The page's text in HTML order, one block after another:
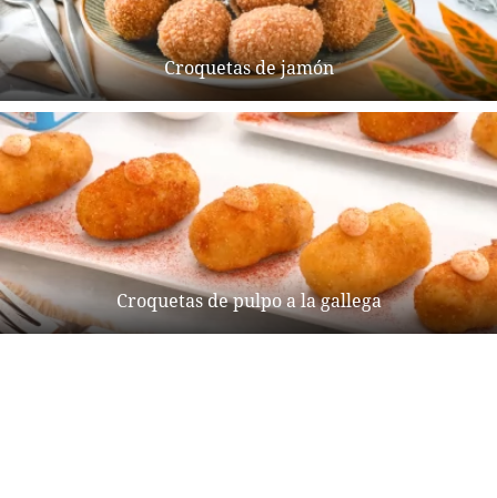
Croquetas de jamón
Croquetas de pulpo a la gallega